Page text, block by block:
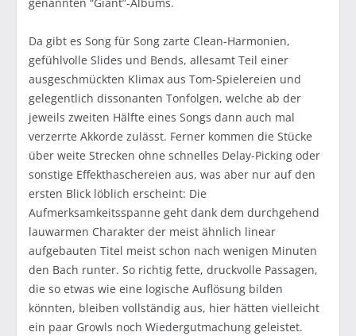
Da gibt es Song für Song zarte Clean-Harmonien,
gefühlvolle Slides und Bends, allesamt Teil einer
ausgeschmückten Klimax aus Tom-Spielereien und
gelegentlich dissonanten Tonfolgen, welche ab der
jeweils zweiten Hälfte eines Songs dann auch mal
verzerrte Akkorde zulässt. Ferner kommen die Stücke
über weite Strecken ohne schnelles Delay-Picking oder
sonstige Effekthaschereien aus, was aber nur auf den
ersten Blick löblich erscheint: Die
Aufmerksamkeitsspanne geht dank dem durchgehend
lauwarmen Charakter der meist ähnlich linear
aufgebauten Titel meist schon nach wenigen Minuten
den Bach runter. So richtig fette, druckvolle Passagen,
die so etwas wie eine logische Auflösung bilden
könnten, bleiben vollständig aus, hier hätten vielleicht
ein paar Growls noch Wiedergutmachung geleistet.